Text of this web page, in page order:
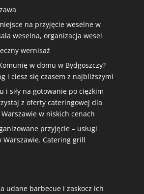
na przyjęcie weselne w
weselna, organizacja wesel
wernisaż
w domu w Bydgoszczy?
i ciesz się czasem z najbliższymi
i siły na gotowanie po ciężkim
z oferty cateringowej dla
w niskich cenach
przyjęcie – usługi
Warszawie. Catering grill
udane barbecue i zaskocz ich